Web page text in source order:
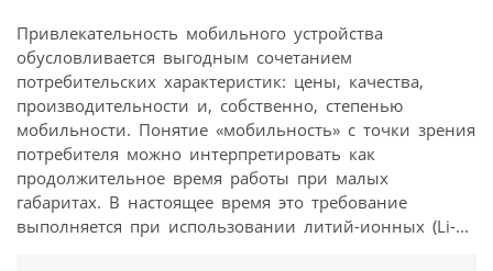
Привлекательность мобильного устройства
обусловливается выгодным сочетанием
потребительских характеристик: цены, качества,
производительности и, собственно, степенью
мобильности. Понятие «мобильность» с точки зрения
потребителя можно интерпретировать как
продолжительное время работы при малых
габаритах. В настоящее время это требование
выполняется при использовании литий-ионных (Li-...